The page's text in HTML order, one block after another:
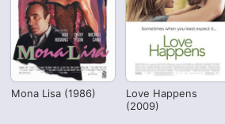
Mona Lisa (1986)
Love Happens
(2009)